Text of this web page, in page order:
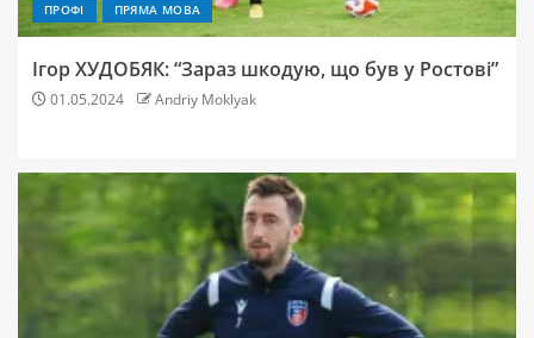
ПРОФІ ПРЯМА МОВА
Ігор ХУДОБЯК: “Зараз шкодую, що був у Ростові”
01.05.2024 Andriy Moklyak